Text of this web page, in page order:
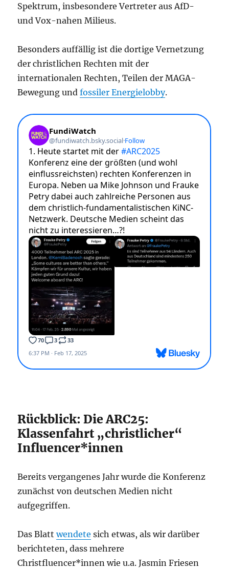
Spektrum, insbesondere Vertreter aus AfD-
und Vox-nahen Milieus.
Besonders auffällig ist die dortige Vernetzung
der christlichen Rechten mit der
internationalen Rechten, Teilen der MAGA-
Bewegung undfossiler Energielobby.
Rückblick: Die ARC25:
Klassenfahrt „christlicher“
Influencer*innen
Bereits vergangenes Jahr wurde die Konferenz
zunächst von deutschen Medien nicht
aufgegriffen.
Das Blattwendete sich etwas, als wir darüber
berichteten, dass mehrere
Christfluencer*innen wie u.a. Jasmin Friesen